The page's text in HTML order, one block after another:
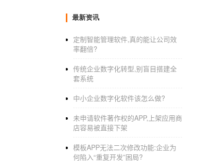
最新资讯
定制智能管理软件,真的能让公司效
率翻倍?
传统企业数字化转型,别盲目搭建全
套系统
中小企业数字化软件该怎么做?
未申请软件著作权的APP,上架应用商
店容易被直接下架
模板APP无法二次修改功能:企业为
何陷入“重复开发”困局?